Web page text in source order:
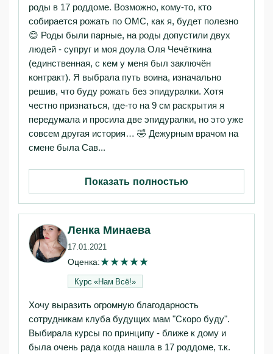
роды в 17 роддоме. Возможно, кому-то, кто
собирается рожать по ОМС, как я, будет полезно
😊 Роды были парные, на роды допустили двух
людей - супруг и моя доула Оля Чечёткина
(единственная, с кем у меня был заключён
контракт). Я выбрала путь воина, изначально
решив, что буду рожать без эпидуралки. Хотя
честно признаться, где-то на 9 см раскрытия я
передумала и просила две эпидуралки, но это уже
совсем другая история… 🤣 Дежурным врачом на
смене была Сав...
Показать полностью
Ленка Минаева
17.01.2021
Оценка:★★★★★
Курс «Нам Всё!»‎
Хочу выразить огромную благодарность
сотрудникам клуба будущих мам "Скоро буду".
Выбирала курсы по принципу - ближе к дому и
была очень рада когда нашла в 17 роддоме, т.к.